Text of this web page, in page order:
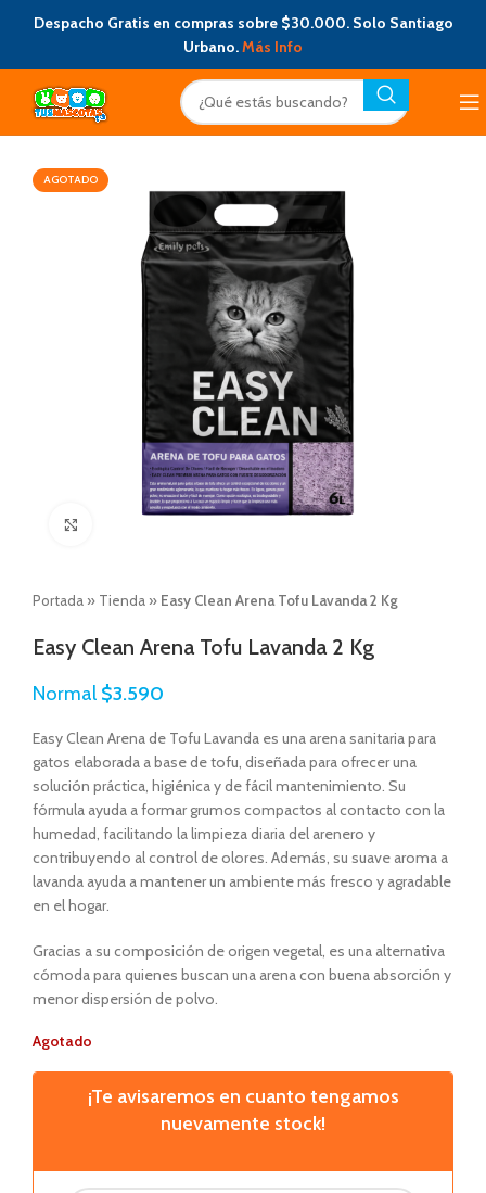
Despacho Gratis en compras sobre $30.000. Solo Santiago
Urbano.Más Info
AGOTADO
Portada » Tienda » Easy Clean Arena Tofu Lavanda 2 Kg
Easy Clean Arena Tofu Lavanda 2 Kg
Normal $3.590
Easy Clean Arena de Tofu Lavanda es una arena sanitaria para
gatos elaborada a base de tofu, diseñada para ofrecer una
solución práctica, higiénica y de fácil mantenimiento. Su
fórmula ayuda a formar grumos compactos al contacto con la
humedad, facilitando la limpieza diaria del arenero y
contribuyendo al control de olores. Además, su suave aroma a
lavanda ayuda a mantener un ambiente más fresco y agradable
en el hogar.
Gracias a su composición de origen vegetal, es una alternativa
cómoda para quienes buscan una arena con buena absorción y
menor dispersión de polvo.
Agotado
¡Te avisaremos en cuanto tengamos
nuevamente stock!